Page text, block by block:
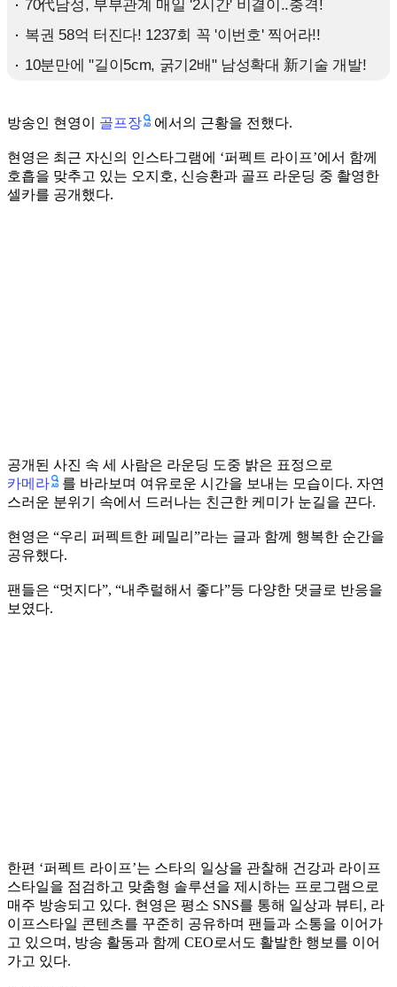
방송인 현영이 골프장 에서의 근황을 전했다.
현영은 최근 자신의 인스타그램에 ‘퍼펙트 라이프’에서 함께
호흡을 맞추고 있는 오지호, 신승환과 골프 라운딩 중 촬영한
셀카를 공개했다.
공개된 사진 속 세 사람은 라운딩 도중 밝은 표정으로
카메라
를 바라보며 여유로운 시간을 보내는 모습이다. 자연
스러운 분위기 속에서 드러나는 친근한 케미가 눈길을 끈다.
현영은 “우리 퍼펙트한 페밀리”라는 글과 함께 행복한 순간을
공유했다.
팬들은 “멋지다”, “내추럴해서 좋다”등 다양한 댓글로 반응을
보였다.
한편 ‘퍼펙트 라이프’는 스타의 일상을 관찰해 건강과 라이프
스타일을 점검하고 맞춤형 솔루션을 제시하는 프로그램으로
매주 방송되고 있다. 현영은 평소 SNS를 통해 일상과 뷰티, 라
이프스타일 콘텐츠를 꾸준히 공유하며 팬들과 소통을 이어가
고 있으며, 방송 활동과 함께 CEO로서도 활발한 행보를 이어
가고 있다.